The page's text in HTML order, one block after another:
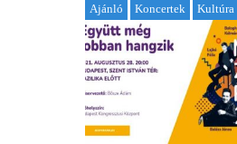
Ajánló Koncertek Kultúra